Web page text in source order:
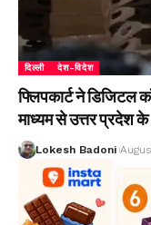
दिल्ली देश-विदेश
फ्लिपकार्ट ने डिजिटल
माध्यम से उत्तर प्रदेश के
Lokesh Badoni